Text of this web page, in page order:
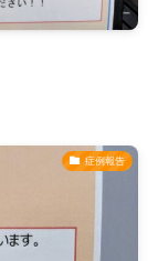
症例報告